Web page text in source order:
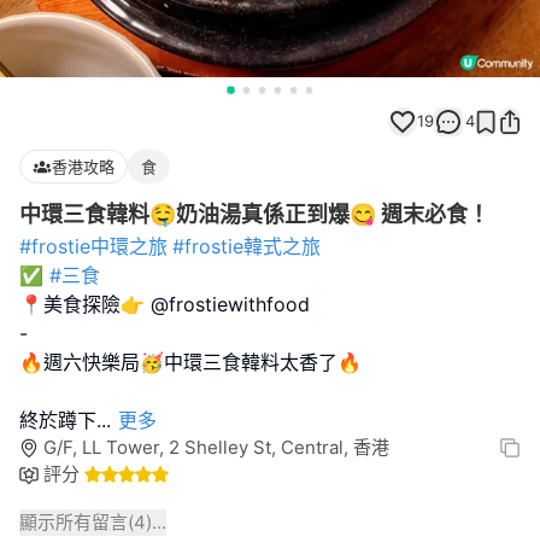
19 4
香港攻略 食
中環三食韓料🤤奶油湯真係正到爆😋 週末必食！
#frostie中環之旅 #frostie韓式之旅
✅ #三食
📍美食探險👉 @frostiewithfood
-
🔥週六快樂局🥳中環三食韓料太香了🔥
終於蹲下... 更多
G/F, LL Tower, 2 Shelley St, Central, 香港
評分
顯示所有留言(4)...